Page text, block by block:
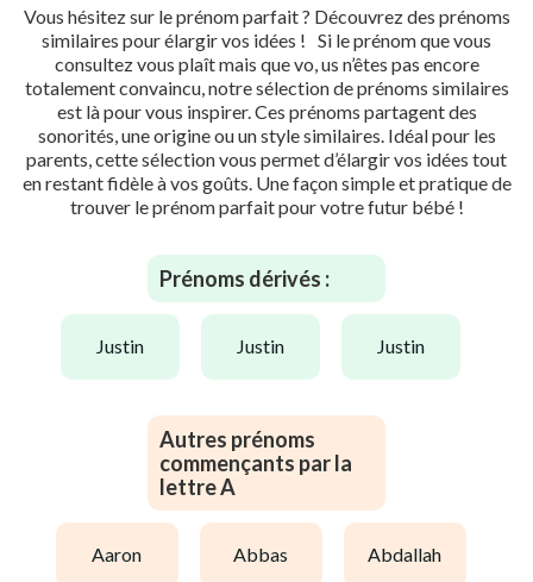
Vous hésitez sur le prénom parfait ? Découvrez des prénoms
similaires pour élargir vos idées ! Si le prénom que vous
consultez vous plaît mais que vo, us n’êtes pas encore
totalement convaincu, notre sélection de prénoms similaires
est là pour vous inspirer. Ces prénoms partagent des
sonorités, une origine ou un style similaires. Idéal pour les
parents, cette sélection vous permet d’élargir vos idées tout
en restant fidèle à vos goûts. Une façon simple et pratique de
trouver le prénom parfait pour votre futur bébé !
Prénoms dérivés :
justin justin justin
Autres prénoms
commençants par la
lettre A
aaron abbas abdallah